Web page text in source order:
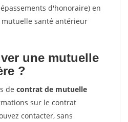
d'honoraire) en
santé antérieur
une mutuelle
?
de contrat de mutuelle
sur le contrat
contacter, sans